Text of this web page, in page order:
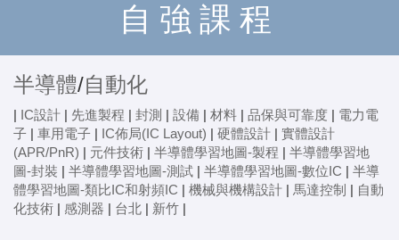
自強課程
半導體/自動化
| IC設計 | 先進製程 | 封測 | 設備 | 材料 | 品保與可靠度 | 電力電
子 | 車用電子 | IC佈局(IC Layout) | 硬體設計 | 實體設計
(APR/PnR) | 元件技術 | 半導體學習地圖-製程 | 半導體學習地
圖-封裝 | 半導體學習地圖-測試 | 半導體學習地圖-數位IC | 半導
體學習地圖-類比IC和射頻IC | 機械與機構設計 | 馬達控制 | 自動
化技術 | 感測器 | 台北 | 新竹 |